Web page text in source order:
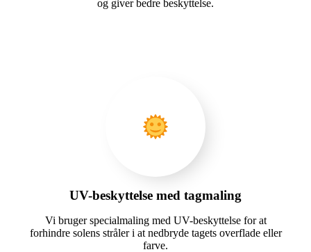
og giver bedre beskyttelse.
UV-beskyttelse med tagmaling
Vi bruger specialmaling med UV-beskyttelse for at
forhindre solens stråler i at nedbryde tagets overflade eller
farve.